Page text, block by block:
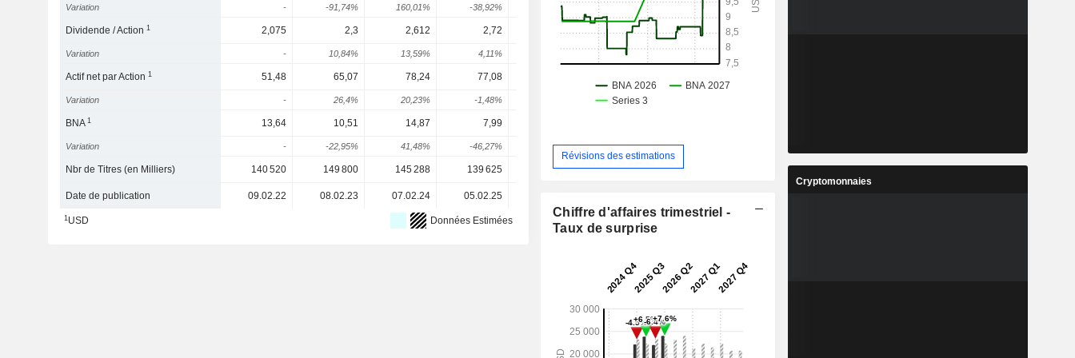
Variation - -91,74% 160,01% -38,92% -62% 363,58% -41,78%
Dividende / Action1 2,075 2,3 2,612 2,72 2,8 2,861 3,073
Variation - 10,84% 13,59% 4,11% 2,18% 7,41%
Actif net par Action1 51,48 65,07 78,24 77,08
Variation - 26,4% 20,23% -1,48% -12,2%
BNA1 13,64 10,51 14,87 7,99
Variation - -22,95% 41,48% -46,27% -38,55% 99,73%
Nbr de Titres (en Milliers) 140 520 149 800 145 288 139 625 193 412 192 119 192 119 192 119
Date de publication 09.02.22 08.02.23 07.02.24 05.02.25
1USD Données Estimées
Révisions des estimations
Chiffre d'affaires trimestriel -
Taux de surprise
Cryptomonnaies